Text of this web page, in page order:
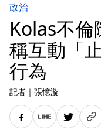
政治
Kolas不
稱互動「
行為
記者 ｜ 張憶漩